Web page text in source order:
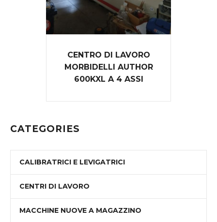
CENTRO DI LAVORO
MORBIDELLI AUTHOR
600KXL A 4 ASSI
CATEGORIES
CALIBRATRICI E LEVIGATRICI
CENTRI DI LAVORO
MACCHINE NUOVE A MAGAZZINO